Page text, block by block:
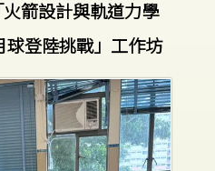
箭設計與軌道力學
登陸挑戰」工作坊